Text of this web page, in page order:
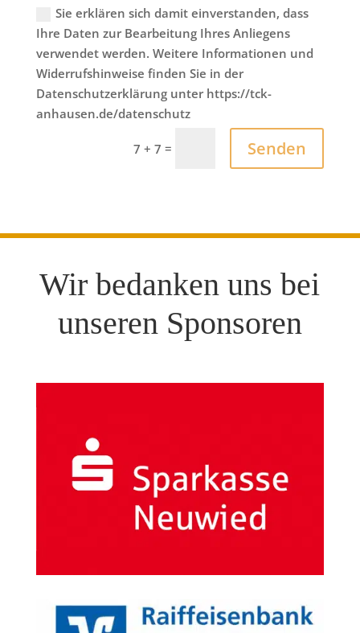
Sie erklären sich damit einverstanden, dass
Ihre Daten zur Bearbeitung Ihres Anliegens
verwendet werden. Weitere Informationen und
Widerrufshinweise finden Sie in der
Datenschutzerklärung unter https://tck-
anhausen.de/datenschutz
7 + 7 = Senden
Wir bedanken uns bei
unseren Sponsoren